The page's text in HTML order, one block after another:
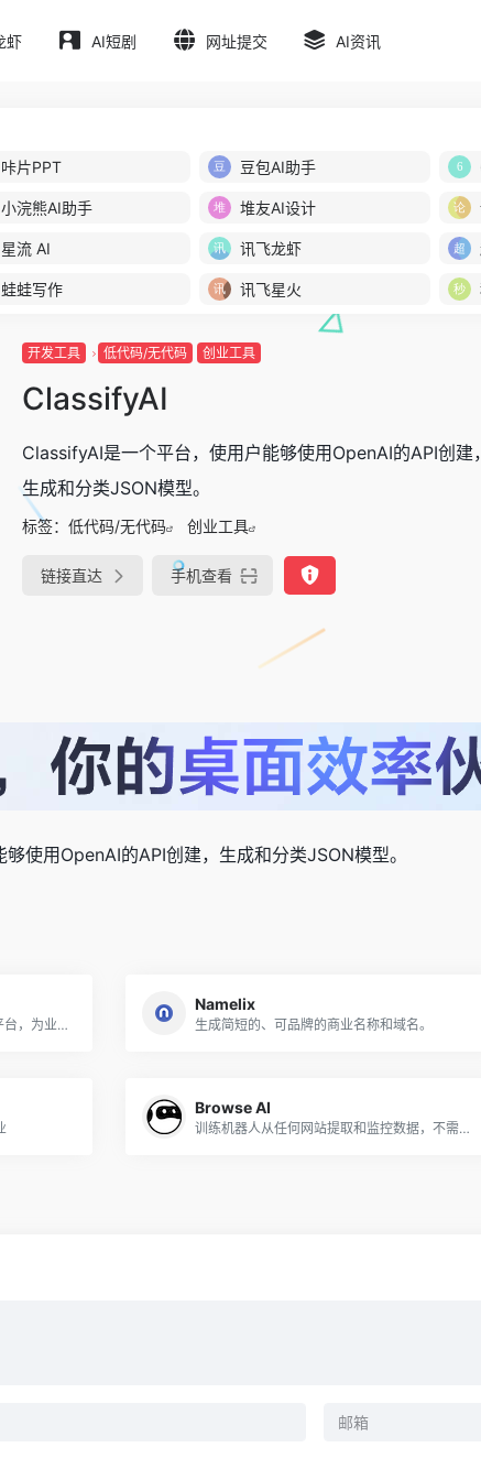
虾 AI短剧 网址提交 AI资讯
咔片PPT 豆包AI助手
小浣熊AI助手 堆友AI设计
星流 AI 讯飞龙虾
蛙蛙写作 讯飞星火
开发工具 低代码/无代码 创业工具
ClassifyAI
ClassifyAI是一个平台，使用户能够使用OpenAI的API创建，
生成和分类JSON模型。
标签： 低代码/无代码 创业工具
链接直达 手机查看
使用OpenAI的API创建，生成和分类JSON模型。
GiniMachine是一个无代码的AI决策平台，为业务预测提供专用软件
Namelix
生成简短的、可品牌的商业名称和域名。
Browse AI
训练机器人从任何网站提取和监控数据，不需要编码。